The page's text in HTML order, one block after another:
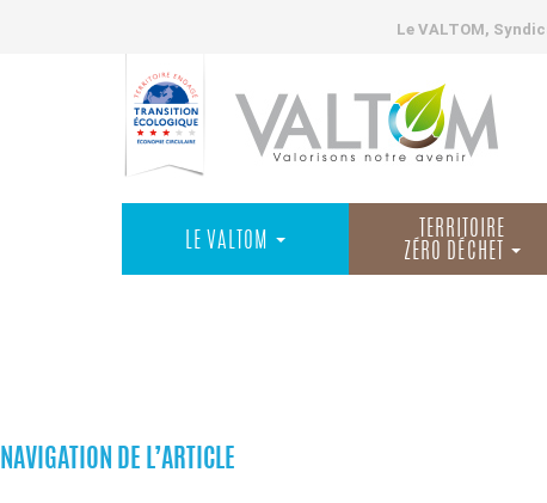
Le VALTOM,
LE VALTOM
TERRITOIRE
ZÉRO DÉCHET
NAVIGATION DE L’ARTICLE